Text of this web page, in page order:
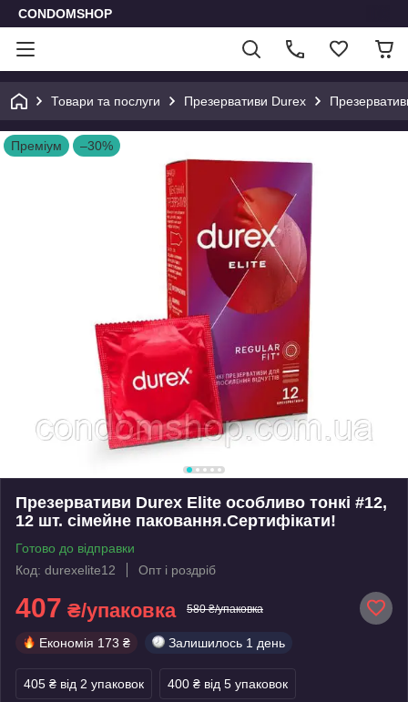
CONDOMSHOP
Товари та послуги Презервативи Durex
Преміум –30%
Презервативи Durex Elite особливо тонкі #12,
12 шт. сімейне паковання.Сертифікати!
Готово до відправки
Код: durexelite12
Опт і роздріб
407 ₴/упаковка 580 ₴/упаковка
Економія 173 ₴ Залишилось 1 день
405 ₴ від 2 упаковок 400 ₴ від 5 упаковок